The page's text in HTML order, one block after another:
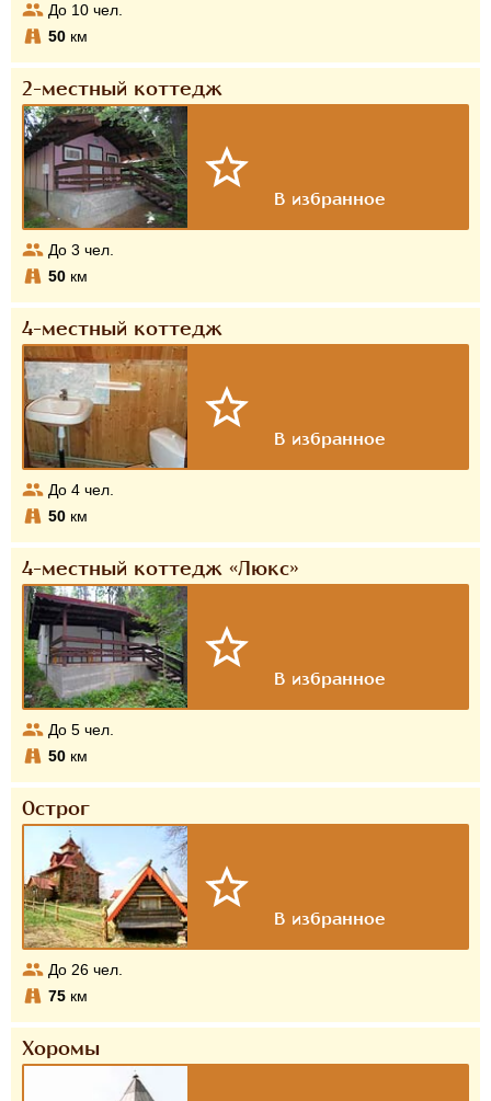
До 10 чел.
50 км
2-местный коттедж
До 3 чел.
50 км
4-местный коттедж
До 4 чел.
50 км
4-местный коттедж «Люкс»
До 5 чел.
50 км
Острог
До 26 чел.
75 км
Хоромы